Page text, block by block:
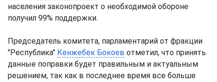
населения законопроект о необходимой обороне
получил 99% поддержки.
Председатель комитета, парламентарий от фракции
"Республика" Кенжебек Бокоев отметил, что принять
данные поправки будет правильным и актуальным
решением, так как в последнее время все больше